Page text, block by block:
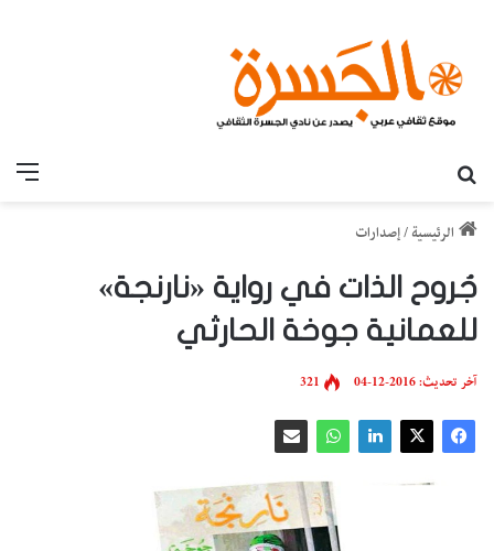
الرئيسية /إصدارات
جُروح الذات في رواية «نارنجة»
للعمانية جوخة الحارثي
آخر تحديث: 2016-12-04 321